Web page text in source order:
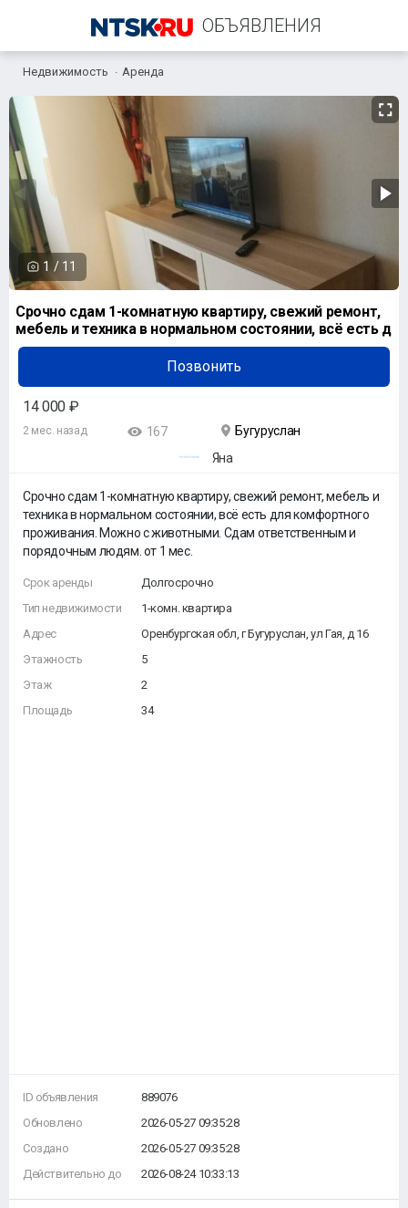
ОБЪЯВЛЕНИЯ
+7 (909) 010-16-35
Недвижимость Аренда
1 / 11
Срочно сдам 1-комнатную квартиру, свежий ремонт,
мебель и техника в нормальном состоянии, всё есть д
Позвонить
14 000 ₽
2 мес. назад 167
Бугуруслан
Яна
Срочно сдам 1-комнатную квартиру, свежий ремонт, мебель и
техника в нормальном состоянии, всё есть для комфортного
проживания. Можно с животными. Сдам ответственным и
порядочным людям. от 1 мес.
Срок аренды
Тип недвижимости
Адрес
Этажность
Этаж
Площадь
Долгосрочно
1-комн. квартира
Оренбургская обл, г Бугуруслан, ул Гая, д 16
5
2
34
ID объявления
Обновлено
Создано
Действительно до
889076
2026-05-27 09:35:28
2026-05-27 09:35:28
2026-08-24 10:33:13